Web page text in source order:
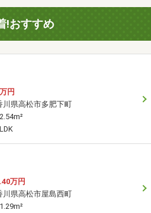
!おすすめ
円
川県高松市多肥下町
万円
川県高松市屋島西町